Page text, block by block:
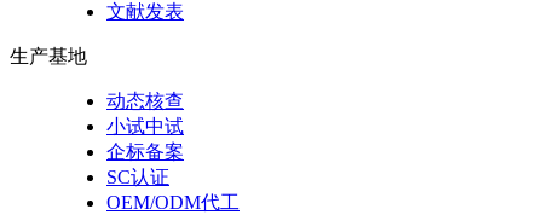
文献发表
生产基地
动态核查
小试中试
企标备案
SC认证
OEM/ODM代工